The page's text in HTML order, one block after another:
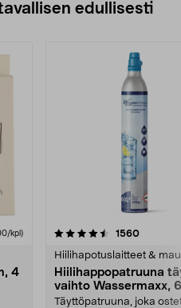
edullisesti
kpl)
4
1560
Hiilihapotuslaitteet &
Hiilihappopatruuna
vaihto Wassermaxx,
Täyttöpatruuna, joka
4.5viidestä